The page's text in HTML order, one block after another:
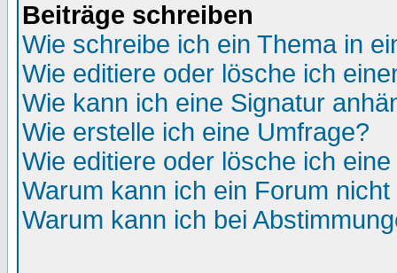
Beiträge schreiben
Wie schreibe ich ein Thema in
Wie editiere oder lösche ich
Wie kann ich eine Signatur
Wie erstelle ich eine Umfrage?
Wie editiere oder lösche ich
Warum kann ich ein Forum
Warum kann ich bei